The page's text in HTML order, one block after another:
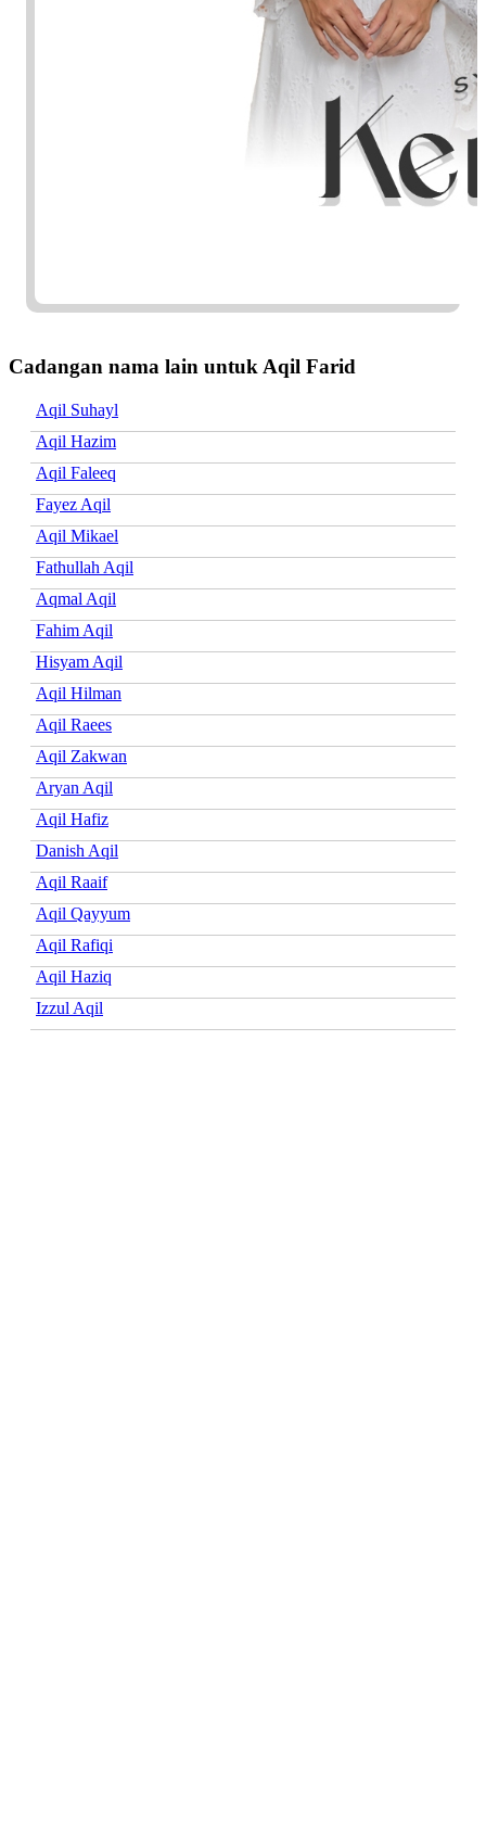
Cadangan nama lain untuk Aqil Farid
Aqil Suhayl
Aqil Hazim
Aqil Faleeq
Fayez Aqil
Aqil Mikael
Fathullah Aqil
Aqmal Aqil
Fahim Aqil
Hisyam Aqil
Aqil Hilman
Aqil Raees
Aqil Zakwan
Aryan Aqil
Aqil Hafiz
Danish Aqil
Aqil Raaif
Aqil Qayyum
Aqil Rafiqi
Aqil Haziq
Izzul Aqil